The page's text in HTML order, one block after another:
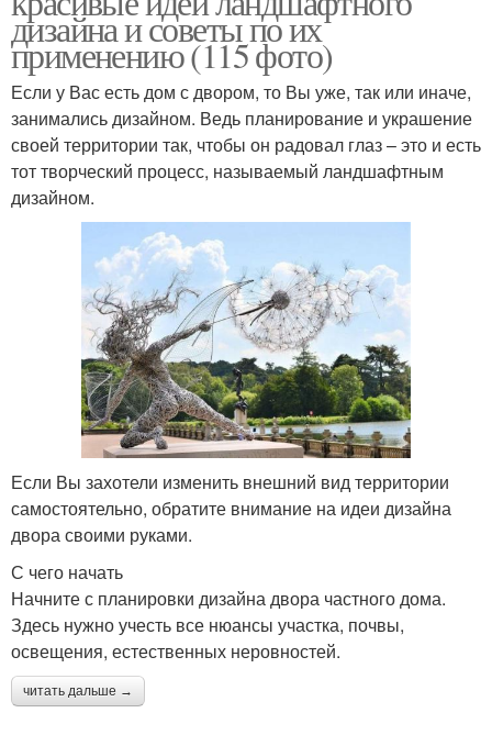
дизайна и советы по их
применению (115 фото)
Если у Вас есть дом с двором, то Вы уже, так или иначе,
занимались дизайном. Ведь планирование и украшение
своей территории так, чтобы он радовал глаз – это и есть
тот творческий процесс, называемый ландшафтным
дизайном.
Если Вы захотели изменить внешний вид территории
самостоятельно, обратите внимание на идеи дизайна
двора своими руками.
С чего начать
Начните с планировки дизайна двора частного дома.
Здесь нужно учесть все нюансы участка, почвы,
освещения, естественных неровностей.
читать дальше →